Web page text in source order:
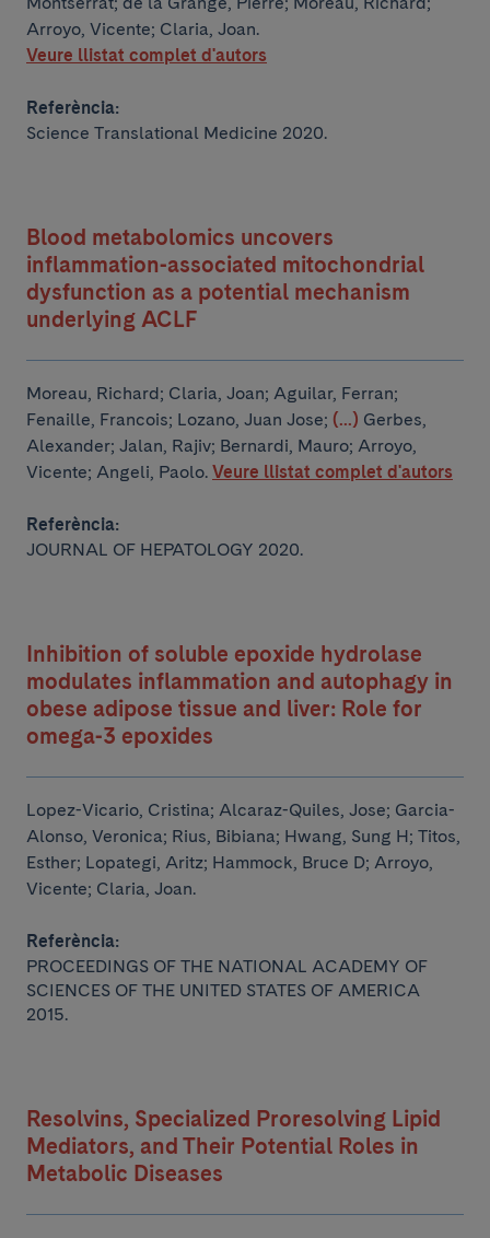
Arroyo, Vicente; Claria, Joan.
Veure llistat complet d'autors
Referència:
Science Translational Medicine 2020.
Blood metabolomics uncovers
inflammation-associated mitochondrial
dysfunction as a potential mechanism
underlying ACLF
Moreau, Richard; Claria, Joan; Aguilar, Ferran;
Fenaille, Francois; Lozano, Juan Jose; (...) Gerbes,
Alexander; Jalan, Rajiv; Bernardi, Mauro; Arroyo,
Vicente; Angeli, Paolo. Veure llistat complet d'autors
Referència:
JOURNAL OF HEPATOLOGY 2020.
Inhibition of soluble epoxide hydrolase
modulates inflammation and autophagy in
obese adipose tissue and liver: Role for
omega-3 epoxides
Lopez-Vicario, Cristina; Alcaraz-Quiles, Jose; Garcia-
Alonso, Veronica; Rius, Bibiana; Hwang, Sung H; Titos,
Esther; Lopategi, Aritz; Hammock, Bruce D; Arroyo,
Vicente; Claria, Joan.
Referència:
PROCEEDINGS OF THE NATIONAL ACADEMY OF
SCIENCES OF THE UNITED STATES OF AMERICA
2015.
Resolvins, Specialized Proresolving Lipid
Mediators, and Their Potential Roles in
Metabolic Diseases